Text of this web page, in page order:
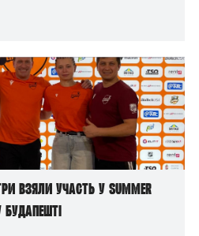
взяли участь у Summer
Будапешті